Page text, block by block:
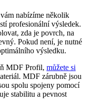
nabízíme několik
profesionální výsledek.
zda je povrch, na
Pokud není, je nutné
výsledku.
MDF Profil, můžete si
MDF zárubně jsou
spolu spojeny pomocí
stabilitu a pevnost